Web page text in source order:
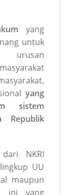
yang
untuk
urusan
yang
sistem
Republik
NKRI
UU
maupun
ini yang